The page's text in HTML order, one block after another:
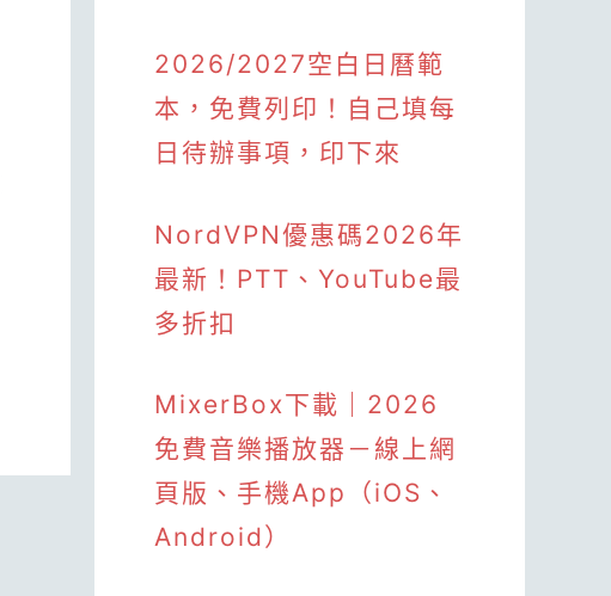
2026/2027空白日曆範
本，免費列印！自己填每
日待辦事項，印下來
NordVPN優惠碼2026年
最新！PTT、YouTube最
多折扣
MixerBox下載｜2026
免費音樂播放器－線上網
頁版、手機App（iOS、
Android）